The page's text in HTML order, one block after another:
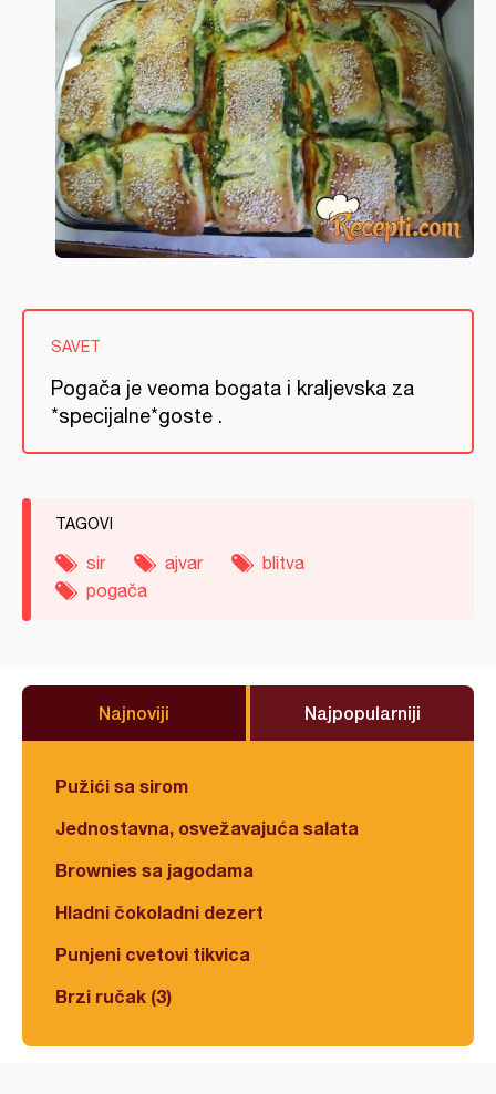
SAVET
Pogača je veoma bogata i kraljevska za
*specijalne*goste .
TAGOVI
sir ajvar
blitva
pogača
Najnoviji Najpopularniji
Pužići sa sirom
Jednostavna, osvežavajuća salata
Brownies sa jagodama
Hladni čokoladni dezert
Punjeni cvetovi tikvica
Brzi ručak (3)